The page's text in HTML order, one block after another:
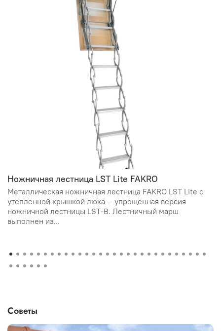
Ножничная лестница LST Lite FAKRO
Металлическая ножничная лестница FAKRO LST Lite с
утепленной крышкой люка — упрощенная версия
ножничной лестницы LST-B. Лестничный марш
выполнен из...
Советы